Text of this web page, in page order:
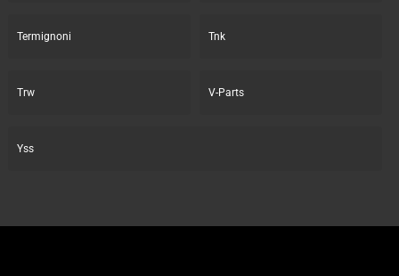
Termignoni Tnk
Trw V-Parts
Yss